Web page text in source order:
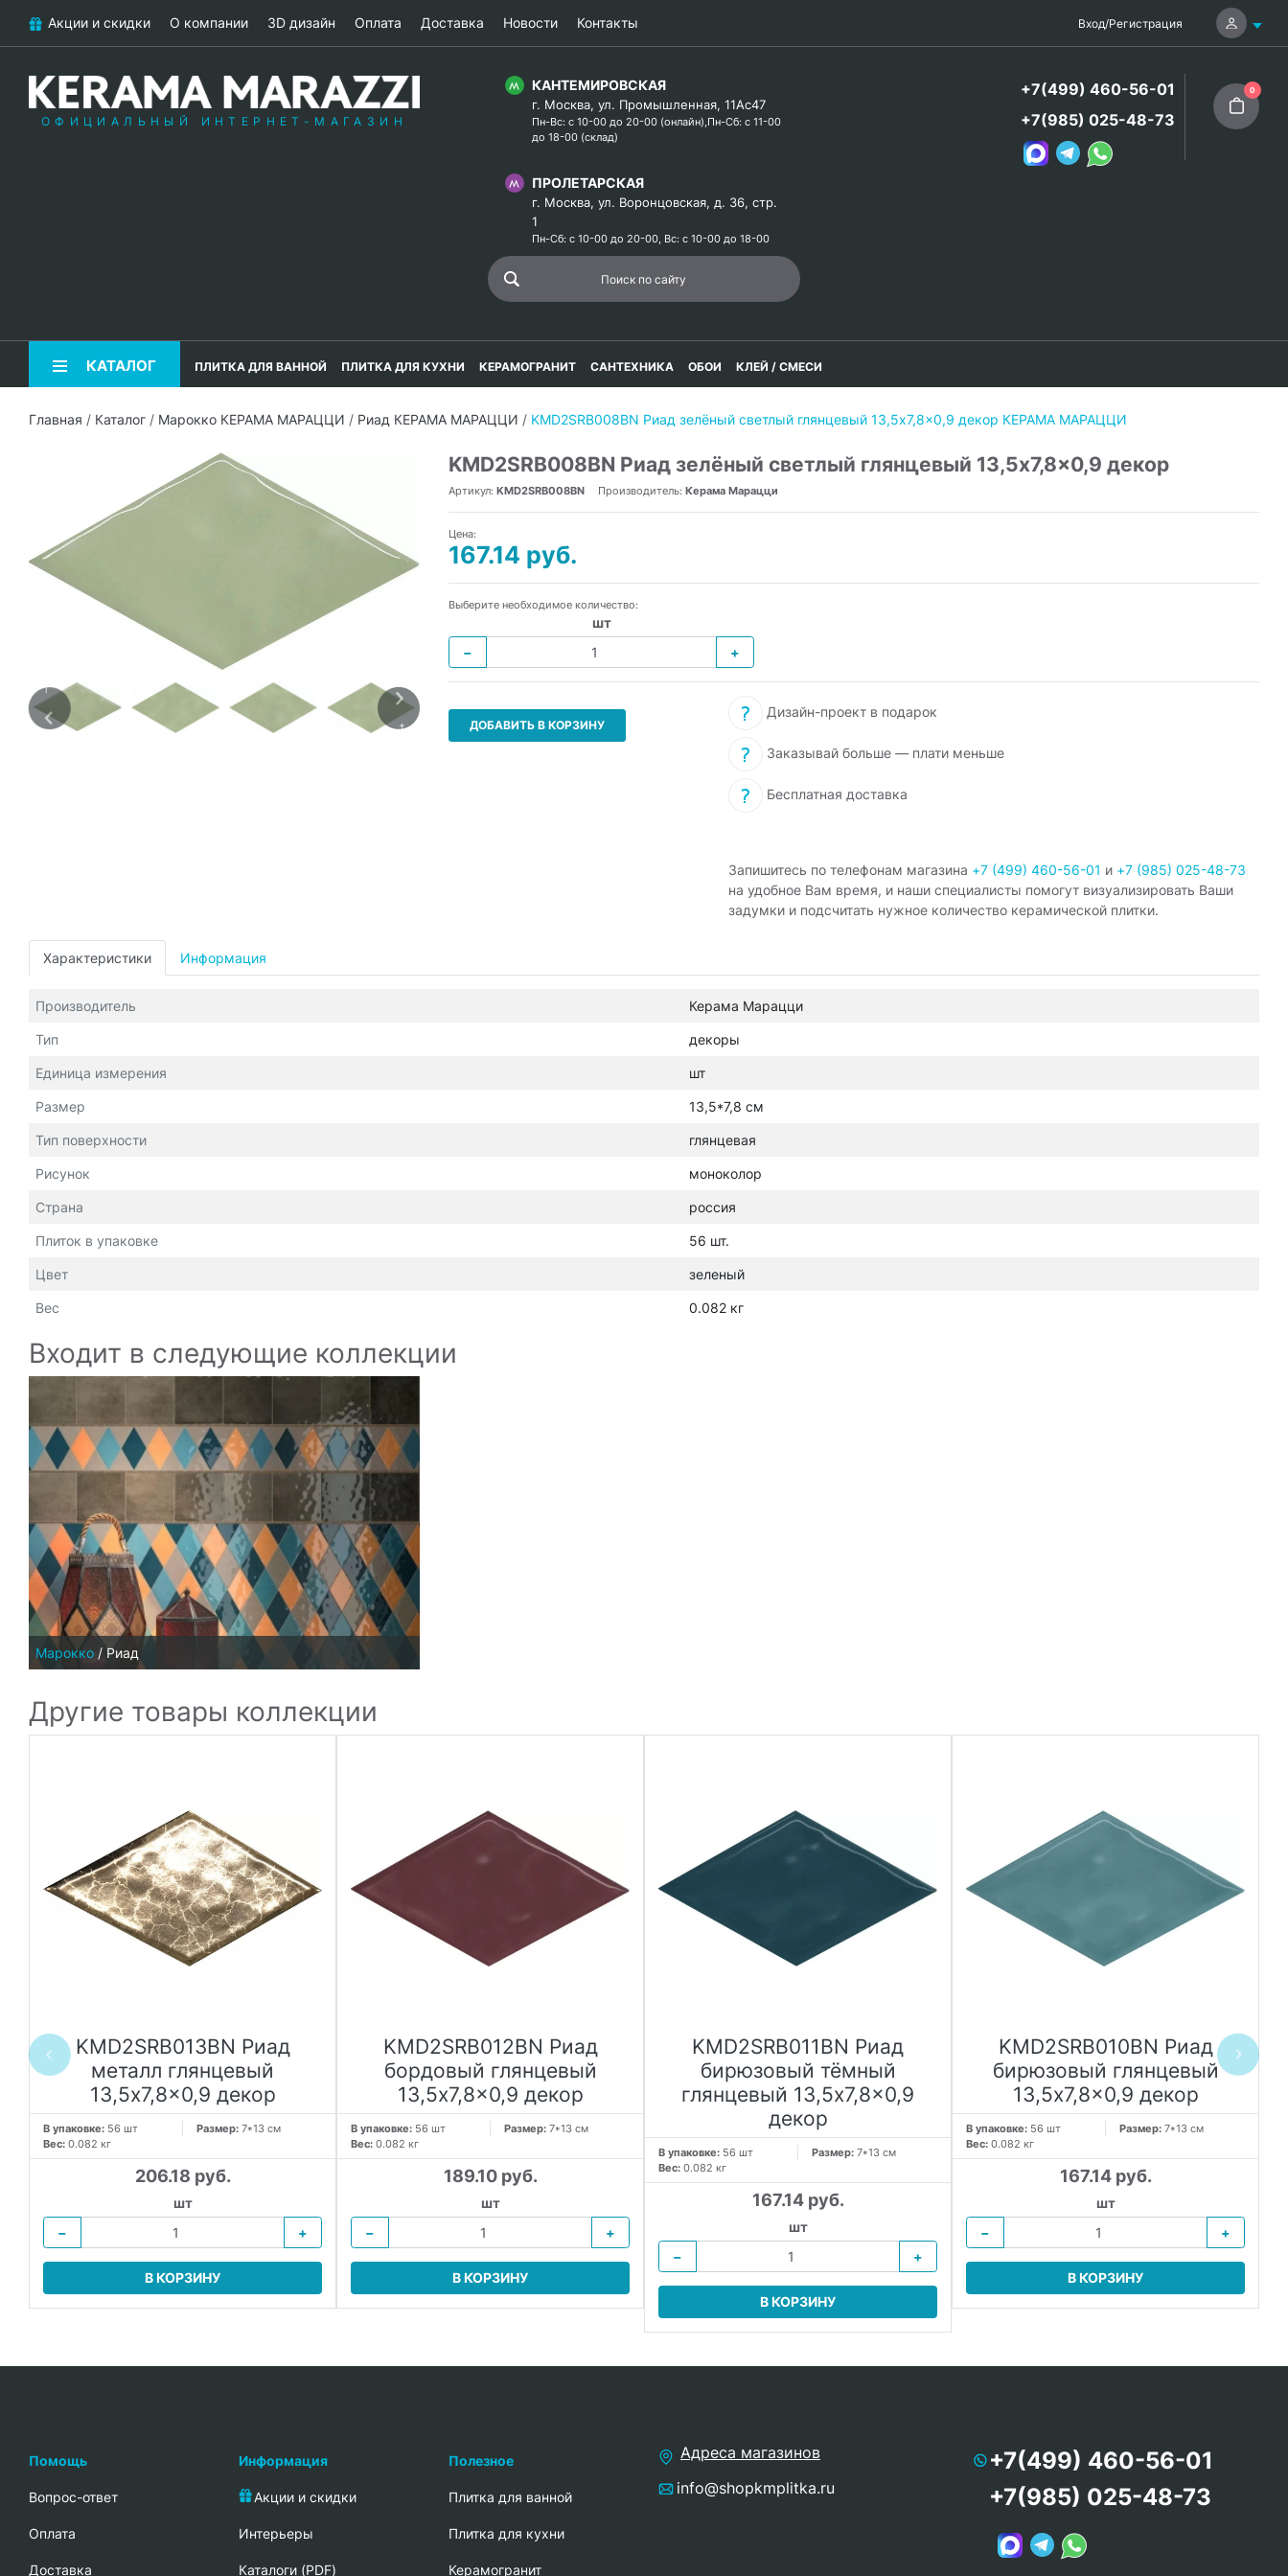
Акции и скидки О компании 3D дизайн Оплата Доставка Новости Контакты Вход/Регистрация
ОФИЦИАЛЬНЫЙ ИНТЕРНЕТ-МАГАЗИН
КАНТЕМИРОВСКАЯ
г. Москва, ул. Промышленная, 11Ас47
Пн-Вс: с 10-00 до 20-00 (онлайн),Пн-Сб: с 11-00
до 18-00 (склад)
ПРОЛЕТАРСКАЯ
г. Москва, ул. Воронцовская, д. 36, стр.
1
Пн-Сб: с 10-00 до 20-00, Вс: с 10-00 до 18-00
+7(499) 460-56-01
+7(985) 025-48-73
0
КАТАЛОГ ПЛИТКА ДЛЯ ВАННОЙ ПЛИТКА ДЛЯ КУХНИ КЕРАМОГРАНИТ САНТЕХНИКА ОБОИ КЛЕЙ / СМЕСИ
Главная / Каталог / Марокко КЕРАМА МАРАЦЦИ / Риад КЕРАМА МАРАЦЦИ / KMD2SRB008BN Риад зелёный светлый глянцевый 13,5x7,8x0,9 декор КЕРАМА МАРАЦЦИ
KMD2SRB008BN Риад зелёный светлый глянцевый 13,5x7,8x0,9 декор
Артикул: KMD2SRB008BN Производитель: Керама Марацци
Цена:
167.14 руб.
Выберите необходимое количество:
шт
−
+
ДОБАВИТЬ В КОРЗИНУ
Дизайн-проект в подарок
Заказывай больше — плати меньше
Бесплатная доставка
Запишитесь по телефонам магазина +7 (499) 460-56-01 и +7 (985) 025-48-73
на удобное Вам время, и наши специалисты помогут визуализировать Ваши
задумки и подсчитать нужное количество керамической плитки.
Характеристики Информация
Производитель Керама Марацци
Тип декоры
Единица измерения шт
Размер 13,5*7,8 см
Тип поверхности глянцевая
Рисунок моноколор
Страна россия
Плиток в упаковке 56 шт.
Цвет зеленый
Вес 0.082 кг
Входит в следующие коллекции
Марокко / Риад
Другие товары коллекции
KMD2SRB013BN Риад
металл глянцевый
13,5x7,8x0,9 декор
В упаковке: 56 шт Размер: 7*13 см
Вес: 0.082 кг
206.18 руб.
шт
−
+
В КОРЗИНУ
KMD2SRB012BN Риад
бордовый глянцевый
13,5x7,8x0,9 декор
В упаковке: 56 шт Размер: 7*13 см
Вес: 0.082 кг
189.10 руб.
шт
−
+
В КОРЗИНУ
KMD2SRB011BN Риад
бирюзовый тёмный
глянцевый 13,5x7,8x0,9
декор
В упаковке: 56 шт Размер: 7*13 см
Вес: 0.082 кг
167.14 руб.
шт
−
+
В КОРЗИНУ
KMD2SRB010BN Риад
бирюзовый глянцевый
13,5x7,8x0,9 декор
В упаковке: 56 шт Размер: 7*13 см
Вес: 0.082 кг
167.14 руб.
шт
−
+
В КОРЗИНУ
Помощь
Вопрос-ответ
Oплата
Доставка
Информация
Акции и скидки
Интерьеры
Каталоги (PDF)
Полезное
Плитка для ванной
Плитка для кухни
Керамогранит
Адреса магазинов
info@shopkmplitka.ru
+7(499) 460-56-01
+7(985) 025-48-73